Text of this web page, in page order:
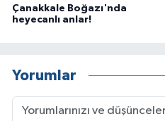
Çanakkale Boğazı'nda
heyecanlı anlar!
Yorumlar